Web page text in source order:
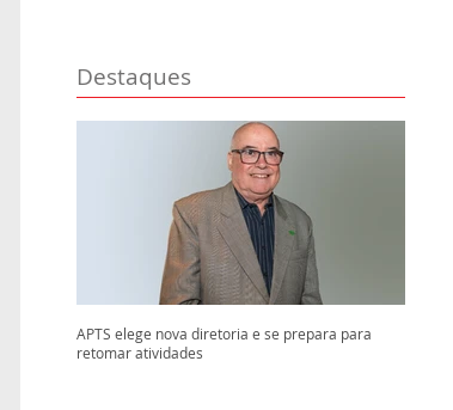
Destaques
APTS elege nova diretoria e se prepara para
retomar atividades